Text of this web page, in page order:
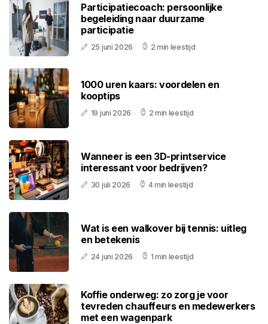
Participatiecoach: persoonlijke
begeleiding naar duurzame
participatie
25 juni 2026 2 min leestijd
1000 uren kaars: voordelen en
kooptips
19 juni 2026 2 min leestijd
Wanneer is een 3D-printservice
interessant voor bedrijven?
30 juli 2026 4 min leestijd
Wat is een walkover bij tennis: uitleg
en betekenis
24 juni 2026 1 min leestijd
Koffie onderweg: zo zorg je voor
tevreden chauffeurs en medewerkers
met een wagenpark